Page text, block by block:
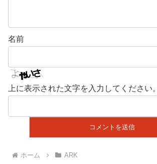
名前
上に表示された文字を入力してください。
ホーム ARK